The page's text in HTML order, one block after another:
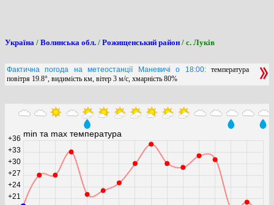
Україна / Волинська обл. / Рожищенський район / с. Луків
Фактична погода на метеостанції Маневичі о 18:00:температура
повітря 19.8°, видимість км, вітер 3 м/с, хмарність 80%
min та max температура
+21
+24
+27
+30
+33
+36